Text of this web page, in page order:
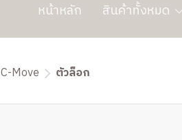
หน้าหลัก สินค้าทั้งหมด
C-Move ตัวล็อก